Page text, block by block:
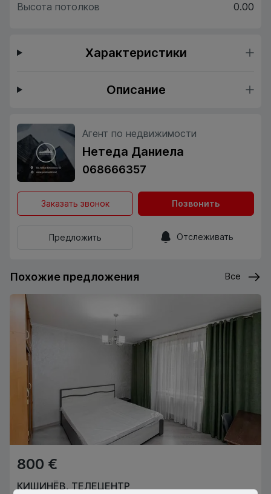
Высота потолков
0.00
Характеристики
Описание
Агент по недвижимости
Нетеда Даниела
068666357
Заказать звонок Позвонить
Предложить Отслеживать
Похожие предложения Все
800 €
КИШИНЁВ,ТЕЛЕЦЕНТР